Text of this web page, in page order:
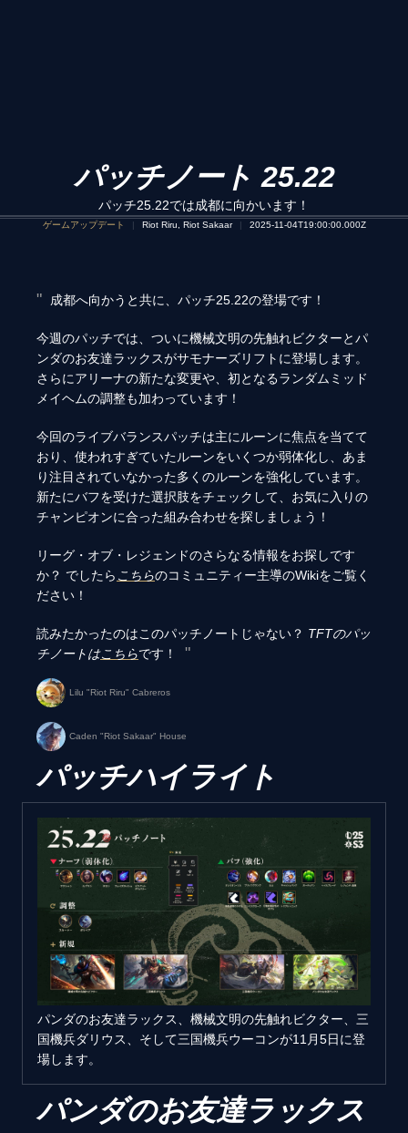
パッチノート 25.22
パッチ25.22では成都に向かいます！
ゲームアップデート Riot Riru, Riot Sakaar 2025-11-04T19:00:00.000Z
成都へ向かうと共に、パッチ25.22の登場です！
今週のパッチでは、ついに機械文明の先触れビクターとパ
ンダのお友達ラックスがサモナーズリフトに登場します。
さらにアリーナの新たな変更や、初となるランダムミッド
メイヘムの調整も加わっています！
今回のライブバランスパッチは主にルーンに焦点を当てて
おり、使われすぎていたルーンをいくつか弱体化し、あま
り注目されていなかった多くのルーンを強化しています。
新たにバフを受けた選択肢をチェックして、お気に入りの
チャンピオンに合った組み合わせを探しましょう！
リーグ・オブ・レジェンドのさらなる情報をお探しです
か？ でしたら こちらのコミュニティー主導のWikiをご覧く
ださい！
読みたかったのはこのパッチノートじゃない？ TFTのパッ
チノートはこちらです！
Lilu "Riot Riru" Cabreros
Caden "Riot Sakaar" House
パッチハイライト
パンダのお友達ラックス、機械文明の先触れビクター、三
国機兵ダリウス、そして三国機兵ウーコンが11月5日に登
場します。
パンダのお友達ラックス